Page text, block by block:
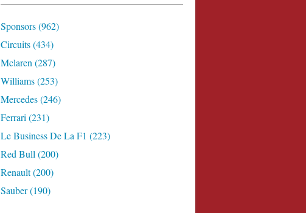
Sponsors(962)
Circuits(434)
Mclaren (287)
Williams(253)
Mercedes(246)
Ferrari (231)
Le Business De La F1 (223)
Red Bull (200)
Renault(200)
Sauber(190)